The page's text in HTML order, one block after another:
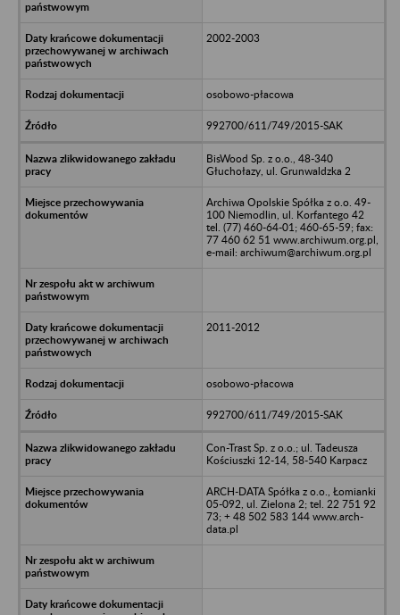
2002-2003
osobowo-płacowa
992700/611/749/2015-SAK
BisWood Sp. z o.o., 48-340
Głuchołazy, ul. Grunwaldzka 2
Archiwa Opolskie Spółka z o.o. 49-
100 Niemodlin, ul. Korfantego 42
tel. (77) 460-64-01; 460-65-59; fax:
77 460 62 51 www.archiwum.org.pl,
e-mail: archiwum@archiwum.org.pl
2011-2012
osobowo-płacowa
992700/611/749/2015-SAK
Con-Trast Sp. z o.o.; ul. Tadeusza
Kościuszki 12-14, 58-540 Karpacz
ARCH-DATA Spółka z o.o., Łomianki
05-092, ul. Zielona 2; tel. 22 751 92
73; + 48 502 583 144 www.arch-
data.pl